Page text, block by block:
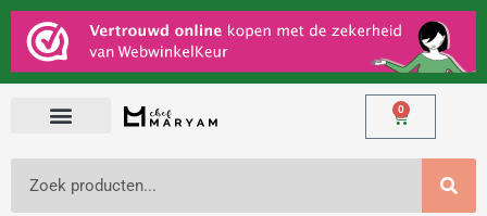
Ga
naar
inhoud
0
Winkelwagen
Zoek
naar: